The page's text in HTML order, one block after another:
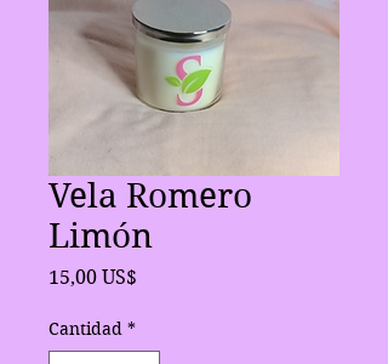
Vela Romero
Limón
15,00 US$
Cantidad *